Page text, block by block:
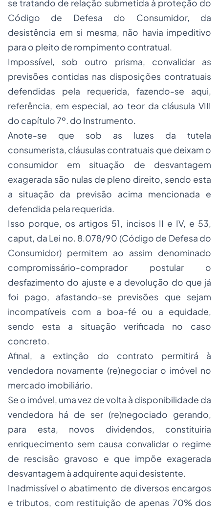
se tratando de relação submetida à proteção do
Código de Defesa do Consumidor, da
desistência em si mesma, não havia impeditivo
para o pleito de rompimento contratual.
Impossível, sob outro prisma, convalidar as
previsões contidas nas disposições contratuais
defendidas pela requerida, fazendo-se aqui,
referência, em especial, ao teor da cláusula VIII
do capítulo 7º. do Instrumento.
Anote-se que sob as luzes da tutela
consumerista, cláusulas contratuais que deixam o
consumidor em situação de desvantagem
exagerada são nulas de pleno direito, sendo esta
a situação da previsão acima mencionada e
defendida pela requerida.
Isso porque, os artigos 51, incisos II e IV, e 53,
caput, da Lei no. 8.078/90 (Código de Defesa do
Consumidor) permitem ao assim denominado
compromissário-comprador postular o
desfazimento do ajuste e a devolução do que já
foi pago, afastando-se previsões que sejam
incompatíveis com a boa-fé ou a equidade,
sendo esta a situação verificada no caso
concreto.
Afinal, a extinção do contrato permitirá à
vendedora novamente (re)negociar o imóvel no
mercado imobiliário.
Se o imóvel, uma vez de volta à disponibilidade da
vendedora há de ser (re)negociado gerando,
para esta, novos dividendos, constituiria
enriquecimento sem causa convalidar o regime
de rescisão gravoso e que impõe exagerada
desvantagem à adquirente aqui desistente.
Inadmissível o abatimento de diversos encargos
e tributos, com restituição de apenas 70% dos